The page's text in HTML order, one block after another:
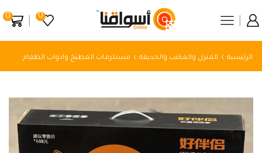
0
0
الرئيسية المنزل والمكتب والحديقة مستلزمات المطبخ وادوات الطعام